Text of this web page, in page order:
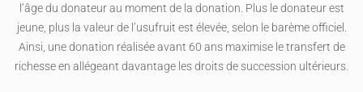
l’âge du donateur au moment de la donation. Plus le donateur est
jeune, plus la valeur de l’usufruit est élevée, selon le barème officiel.
Ainsi, une donation réalisée avant 60 ans maximise le transfert de
richesse en allégeant davantage les droits de succession ultérieurs.